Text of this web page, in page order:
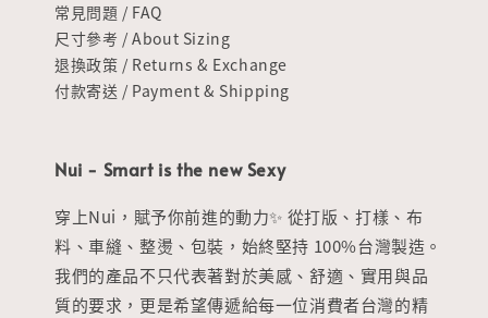
常見問題 / FAQ
尺寸參考 / About Sizing
退換政策 / Returns & Exchange
付款寄送 / Payment & Shipping
Nui - Smart is the new Sexy
穿上Nui，賦予你前進的動力✨ 從打版、打樣、布
料、車縫、整燙、包裝，始終堅持 100%台灣製造。
我們的產品不只代表著對於美感、舒適、實用與品
質的要求，更是希望傳遞給每一位消費者台灣的精